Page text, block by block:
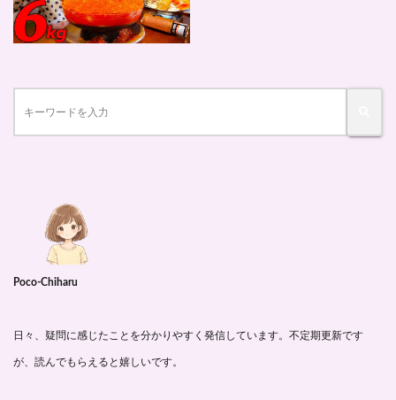
Poco-Chiharu
日々、疑問に感じたことを分かりやすく発信しています。不定期更新です
が、読んでもらえると嬉しいです。